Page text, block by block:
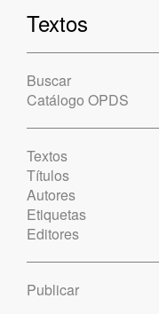
Textos
Buscar
Catálogo OPDS
Textos
Títulos
Autores
Etiquetas
Editores
Publicar